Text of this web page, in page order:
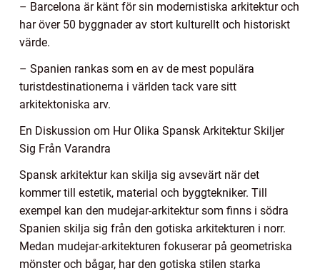
– Barcelona är känt för sin modernistiska arkitektur och
har över 50 byggnader av stort kulturellt och historiskt
värde.
– Spanien rankas som en av de mest populära
turistdestinationerna i världen tack vare sitt
arkitektoniska arv.
En Diskussion om Hur Olika Spansk Arkitektur Skiljer
Sig Från Varandra
Spansk arkitektur kan skilja sig avsevärt när det
kommer till estetik, material och byggtekniker. Till
exempel kan den mudejar-arkitektur som finns i södra
Spanien skilja sig från den gotiska arkitekturen i norr.
Medan mudejar-arkitekturen fokuserar på geometriska
mönster och bågar, har den gotiska stilen starka